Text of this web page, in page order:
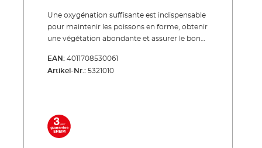
Une oxygénation suffisante est indispensable
pour maintenir les poissons en forme, obtenir
une végétation abondante et assurer le bon
le bassin. L’aérateur de bassin AIR sert à
alimenter le bassin et ses habitants en
même, un apport suffisant en oxygène
stimule la dégradation bactérienne des
EAN: 4011708530061
Artikel-Nr.: 5321010